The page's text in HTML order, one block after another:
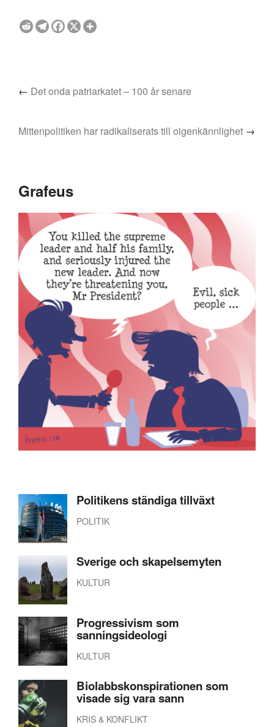
← Det onda patriarkatet – 100 år senare
Mittenpolitiken har radikaliserats till oigenkännlighet →
Grafeus
Politikens ständiga tillväxt
POLITIK
Sverige och skapelsemyten
KULTUR
Progressivism som
sanningsideologi
KULTUR
Biolabbskonspirationen som
visade sig vara sann
KRIS & KONFLIKT